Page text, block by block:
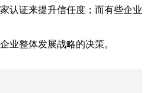
认证来提升信任度；而有些企业
业整体发展战略的决策。